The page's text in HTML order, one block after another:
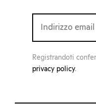
Registrandoti
privacy policy.